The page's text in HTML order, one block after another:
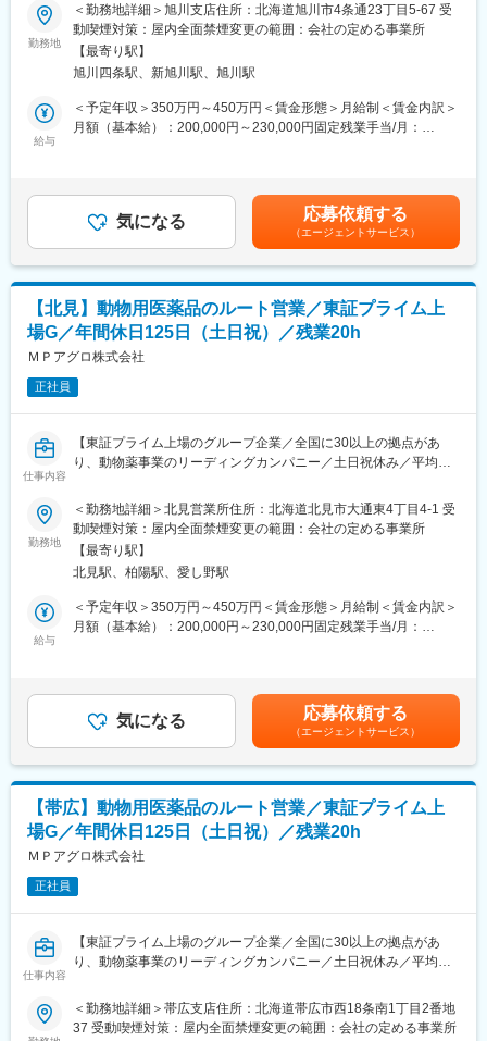
■仕事内容
畜産農家や動物病院を対象とした動物用医薬品、飼料の提案営業
です。食の安全やペットの暮らしに貢献するやりがいのある仕事
です。■畜産農家や動物病院への定期訪問・情報提供 ■動物用医
薬品・ワクチン・飼料等の提案・販売 ■受発注・見積書作成など
の営業に付随する事務作業 ■他の業界・異業種からの入社事例も
多数あり。ひとり立ちまで支店・営業推進部など全体でフォロー
・取扱商品…動物用医薬品・機器、サプリメント、フードなどの
動物に関わる商品や畜産農家向けの飼料や消毒資材など
■業務詳細
【1日の流れのイメージ】
●出社後／メール確認、訪問準備/メーカー担当者と打合せ
●営業開始／営業車を利用し、1日5～8件程度のお客様を訪問しま
●帰社後／伝票整理、資料作成、商品勉強会出席など
●退社（残業は申請・承認制で通常は遅くとも19時には退社して
■営業目標について
担当顧客の対前年の売上などを考慮し、目標を設定。売上実績ほ
級に応じた評価をしていきます。無理な目標や数字に対する過度
なプレッシャーはありません。お客様との関係性構築が出来、信
頼関係を築くことが出来ればおのずと実績もついてくる環境で
す。
■研修について
メーカー勉強会等で商品知識を習得していただきます。また、薬
グループ全体で生産性向上、残業時間の抑制の取り組みを実施し
ており、残業は20時間程度、19:00には退社できるように各支店
で取り組んでいます。
■キャリアパス
メンバー→リーダー→支店長→部長とキャリアアップをしていき
ます。当社の中核を担っていただくことを期待しています。
変更の範囲：会社の定める業務
勤務地
＜勤務地詳細＞旭川支店住所：北海道旭川市4条通23丁目5-67 受
動喫煙対策：屋内全面禁煙変更の範囲：会社の定める事業所
【最寄り駅】
旭川四条駅、新旭川駅、旭川駅
給与
＜予定年収＞350万円～450万円＜賃金形態＞月給制＜賃金内訳＞
月額（基本給）：200,000円～230,000円固定残業手当/月：
残業代制 超過分別途支給 固定残業代の時間：20時間/月 賞
与実績 昨年度実績年２回（6月、12月支給 合計5.15ヶ月） ※初
年度の賞与は社内規定により独自計算の上で支給となります。賃
金はあくまでも目安の金額であり、選考を通じて上下する可能性
があります。月給(月額)は固定手当を含めた表記です。
気になる 応募依頼する
（エージェントサービス）
【北見】動物用医薬品のルート営業／東証プライム上
場G／年間休日125日（土日祝）／残業20h
ＭＰアグロ株式会社
正社員
仕事内容
【東証プライム上場のグループ企業／全国に30以上の拠点があ
り、動物薬事業のリーディングカンパニー／土日祝休み／平均残
■仕事内容
畜産農家や動物病院を対象とした動物用医薬品、飼料の提案営業
です。食の安全やペットの暮らしに貢献するやりがいのある仕事
です。■畜産農家や動物病院への定期訪問・情報提供 ■動物用医
薬品・ワクチン・飼料等の提案・販売 ■受発注・見積書作成など
の営業に付随する事務作業 ■他の業界・異業種からの入社事例も
多数あり。ひとり立ちまで支店・営業推進部など全体でフォロー
・取扱商品…動物用医薬品・機器、サプリメント、フードなどの
動物に関わる商品や畜産農家向けの飼料や消毒資材など
■業務詳細
【1日の流れのイメージ】
●出社後／メール確認、訪問準備/メーカー担当者と打合せ
●営業開始／営業車を利用し、1日5～8件程度のお客様を訪問しま
●帰社後／伝票整理、資料作成、商品勉強会出席など
●退社（残業は申請・承認制で通常は遅くとも19時には退社して
■営業目標について
担当顧客の対前年の売上などを考慮し、目標を設定。売上実績ほ
級に応じた評価をしていきます。無理な目標や数字に対する過度
なプレッシャーはありません。お客様との関係性構築が出来、信
勤務地
＜勤務地詳細＞北見営業所住所：北海道北見市大通東4丁目4-1 受
動喫煙対策：屋内全面禁煙変更の範囲：会社の定める事業所
【最寄り駅】
北見駅、柏陽駅、愛し野駅
給与
＜予定年収＞350万円～450万円＜賃金形態＞月給制＜賃金内訳＞
月額（基本給）：200,000円～230,000円固定残業手当/月：
残業代制 超過分別途支給 固定残業代の時間：20時間/月 賞
与実績 昨年度実績年２回（6月、12月支給 合計5.15ヶ月） ※初
年度の賞与は社内規定により独自計算の上で支給となります。賃
金はあくまでも目安の金額であり、選考を通じて上下する可能性
があります。月給(月額)は固定手当を含めた表記です。
気になる 応募依頼する
（エージェントサービス）
【帯広】動物用医薬品のルート営業／東証プライム上
場G／年間休日125日（土日祝）／残業20h
ＭＰアグロ株式会社
正社員
仕事内容
【東証プライム上場のグループ企業／全国に30以上の拠点があ
り、動物薬事業のリーディングカンパニー／土日祝休み／平均残
■仕事内容
＜勤務地詳細＞帯広支店住所：北海道帯広市西18条南1丁目2番地
37 受動喫煙対策：屋内全面禁煙変更の範囲：会社の定める事業所